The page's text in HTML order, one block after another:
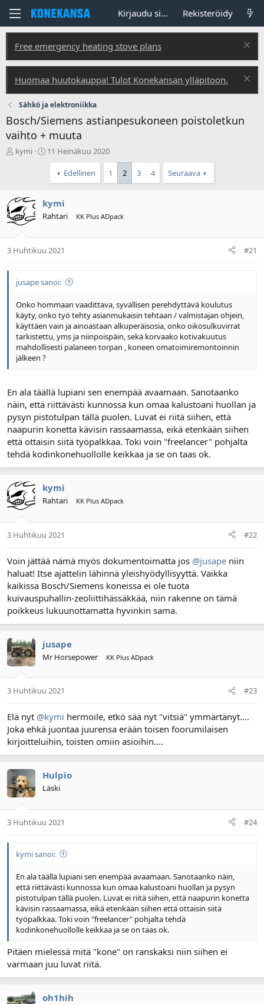
Kirjaudu sisään Rekisteröidy
Free emergency heating stove plans
Huomaa huutokauppa! Tulot Konekansan ylläpitoon.
Sähkö ja elektroniikka
Bosch/Siemens astianpesukoneen poistoletkun
vaihto + muuta
V
i
k
e
u
a
l
t
t
a
a
kymi
A
u
s
ä
v
ä
r
ä
11 Heinäkuu 2020
Edellinen 1 2 3 4 Seuraava
kymi
Rahtari KK Plus ADpack
3 Huhtikuu 2021 #21
jusape sanoi:
Onko hommaan vaadittava, syvällisen perehdyttävä koulutus
käyty, onko työ tehty asianmukaisin tehtaan / valmistajan ohjein,
käyttäen vain ja ainoastaan alkuperäisosia, onko oikosulkuvirrat
tarkistettu, yms ja niinpoispäin, sekä korvaako kotivakuutus
mahdollisesti palaneen torpan , koneen omatoimiremontoinnin
jälkeen ?
En ala täällä lupiani sen enempää avaamaan. Sanotaanko
näin, että riittävästi kunnossa kun omaa kalustoani huollan ja
pysyn pistotulpan tällä puolen. Luvat ei riitä siihen, että
naapurin konetta kävisin rassaamassa, eikä etenkään siihen
että ottaisin siitä työpalkkaa. Toki voin "freelancer" pohjalta
tehdä kodinkonehuollolle keikkaa ja se on taas ok.
kymi
Rahtari KK Plus ADpack
3 Huhtikuu 2021 #22
Voin jättää nämä myös dokumentoimatta jos @jusape niin
haluat! Itse ajattelin lähinnä yleishyödyllisyyttä. Vaikka
kaikissa Bosch/Siemens koneissa ei ole tuota
kuivauspuhallin-zeoliittihässäkkää, niin rakenne on tämä
poikkeus lukuunottamatta hyvinkin sama.
jusape
Mr Horsepower KK Plus ADpack
3 Huhtikuu 2021 #23
Elä nyt @kymi hermoile, etkö sää nyt "vitsiä" ymmärtänyt....
Joka ehkä juontaa juurensa erään toisen foorumilaisen
kirjoitteluihin, toisten omiin asioihin....
Hulpio
Läski
3 Huhtikuu 2021 #24
kymi sanoi:
En ala täällä lupiani sen enempää avaamaan. Sanotaanko näin,
että riittävästi kunnossa kun omaa kalustoani huollan ja pysyn
pistotulpan tällä puolen. Luvat ei riitä siihen, että naapurin konetta
kävisin rassaamassa, eikä etenkään siihen että ottaisin siitä
työpalkkaa. Toki voin "freelancer" pohjalta tehdä
kodinkonehuollolle keikkaa ja se on taas ok.
Pitäen mielessä mitä "kone" on ranskaksi niin siihen ei
varmaan juu luvat riitä.
oh1hih